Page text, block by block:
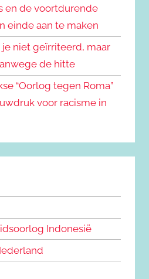
en de voortdurende
einde aan te maken
je niet geïrriteerd, maar
de hitte
“Oorlog tegen Roma”
voor racisme in
Indonesië